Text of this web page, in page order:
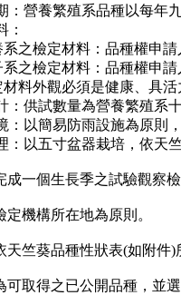
：營養繁殖系品種以每年
：
系之檢定材料：品種權申
系之檢定材料：品種權申
材料外觀必須是健康、具
：供試數量為營養繁殖系
：以簡易防雨設施為原則
：以五寸盆器栽培，依天
成一個生長季之試驗觀察
機構所在地為原則。
竺葵品種性狀表(如附件)
可取得之已公開品種，並